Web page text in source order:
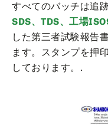
すべてのバッチは追
SDS、TDS、工場
した第三者試験報告
ます。スタンプを押
しております。.